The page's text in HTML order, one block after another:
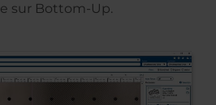
sur Bottom-Up.